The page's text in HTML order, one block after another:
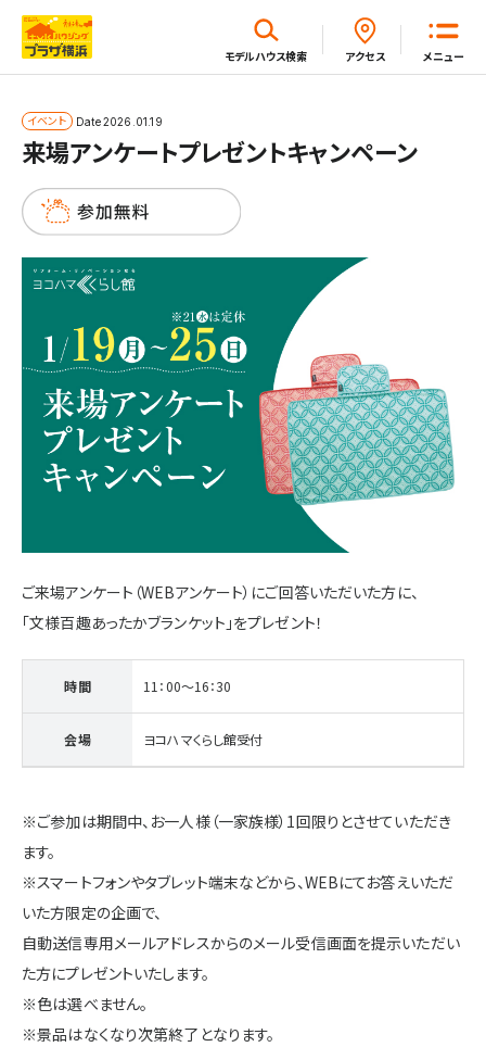
メニュー
モデルハウス検索 アクセス
イベント Date2026.01.19
来場アンケートプレゼントキャンペーン
ご来場アンケート（WEBアンケート）にご回答いただいた方に、
「文様百趣あったかブランケット」をプレゼント！
時間 11：00～16：30
会場 ヨコハマくらし館受付
※ご参加は期間中、お一人様（一家族様）1回限りとさせていただき
ます。
※スマートフォンやタブレット端末などから、WEBにてお答えいただ
いた方限定の企画で、
自動送信専用メールアドレスからのメール受信画面を提示いただい
た方にプレゼントいたします。
※色は選べません。
※景品はなくなり次第終了となります。
閉じる
ホーム
はじめてガイド
モデルハウス一覧
イベント・セミナー・キャンペーン一覧
新着情報一覧
アクセス
住まいと暮らしのコラム
住宅展示場出展に関するご案内
House Maker
31社
モデルハウス一覧へ